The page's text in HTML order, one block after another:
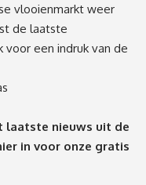
vlooienmarkt weer
de laatste
voor een indruk van de
laatste nieuws uit de
in voor onze gratis